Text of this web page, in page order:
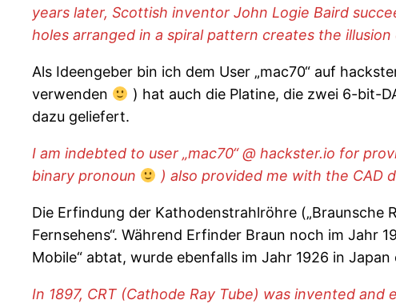
years later, Scottish inventor John Logie Baird
holes arranged in a spiral pattern creates the
Als Ideengeber bin ich dem User „mac70“ auf
verwenden
) hat auch die Platine, die zwei 6-bit-
dazu geliefert.
I am indebted to user „mac70“ @ hackster.io for
binary pronoun
) also provided me with the CAD
Die Erfindung der Kathodenstrahlröhre („Braunsche
Fernsehens“. Während Erfinder Braun noch im Jahr
Mobile“ abtat, wurde ebenfalls im Jahr 1926 in
In 1897, CRT (Cathode Ray Tube) was invented